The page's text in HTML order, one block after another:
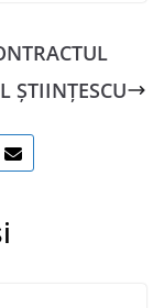
ȘTIINȚESCU